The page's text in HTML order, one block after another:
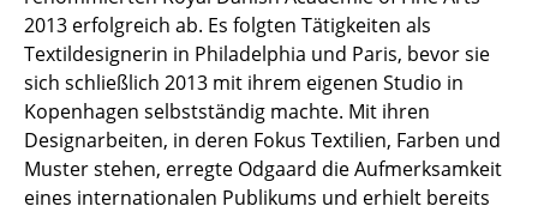
Aufbewahren
Regale & Schränke
Bücherregale
Wandregale
2013 erfolgreich ab. Es folgten Tätigkeiten als
Textildesignerin in Philadelphia und Paris, bevor sie
sich schließlich 2013 mit ihrem eigenen Studio in
Kopenhagen selbstständig machte. Mit ihren
Designarbeiten, in deren Fokus Textilien, Farben und
Muster stehen, erregte Odgaard die Aufmerksamkeit
eines internationalen Publikums und erhielt bereits